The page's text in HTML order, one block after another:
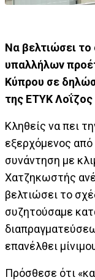
Να βελτιώσει
υπαλλήλων
Κύπρου σε
της ΕΤΥΚ
Κληθείς να πει
εξερχόμενος από
συνάντηση με
Χατζηκωστής
βελτιώσει το
συζητούσαμε
επανέλθει
Πρόσθεσε ότι